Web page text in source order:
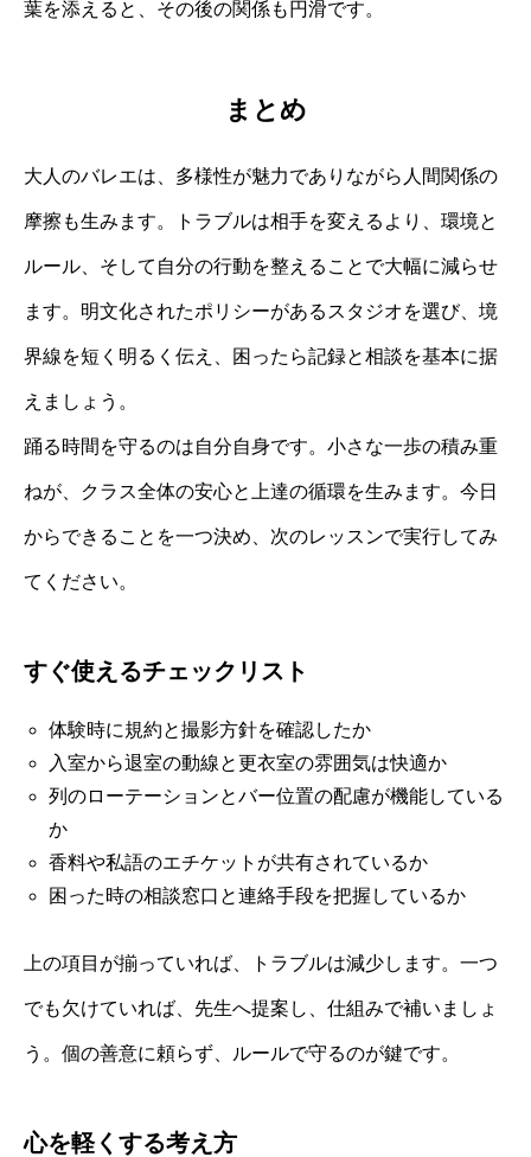
葉を添えると、その後の関係も円滑です。
まとめ
大人のバレエは、多様性が魅力でありながら人間関係の
摩擦も生みます。トラブルは相手を変えるより、環境と
ルール、そして自分の行動を整えることで大幅に減らせ
ます。明文化されたポリシーがあるスタジオを選び、境
界線を短く明るく伝え、困ったら記録と相談を基本に据
えましょう。
踊る時間を守るのは自分自身です。小さな一歩の積み重
ねが、クラス全体の安心と上達の循環を生みます。今日
からできることを一つ決め、次のレッスンで実行してみ
てください。
すぐ使えるチェックリスト
体験時に規約と撮影方針を確認したか
入室から退室の動線と更衣室の雰囲気は快適か
列のローテーションとバー位置の配慮が機能している
か
香料や私語のエチケットが共有されているか
困った時の相談窓口と連絡手段を把握しているか
上の項目が揃っていれば、トラブルは減少します。一つ
でも欠けていれば、先生へ提案し、仕組みで補いましょ
う。個の善意に頼らず、ルールで守るのが鍵です。
心を軽くする考え方